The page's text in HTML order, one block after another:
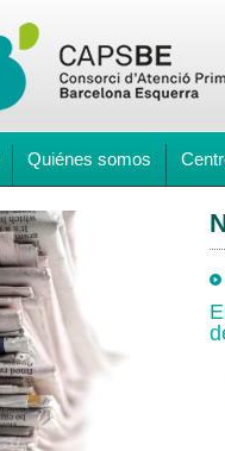
Quiénes somos